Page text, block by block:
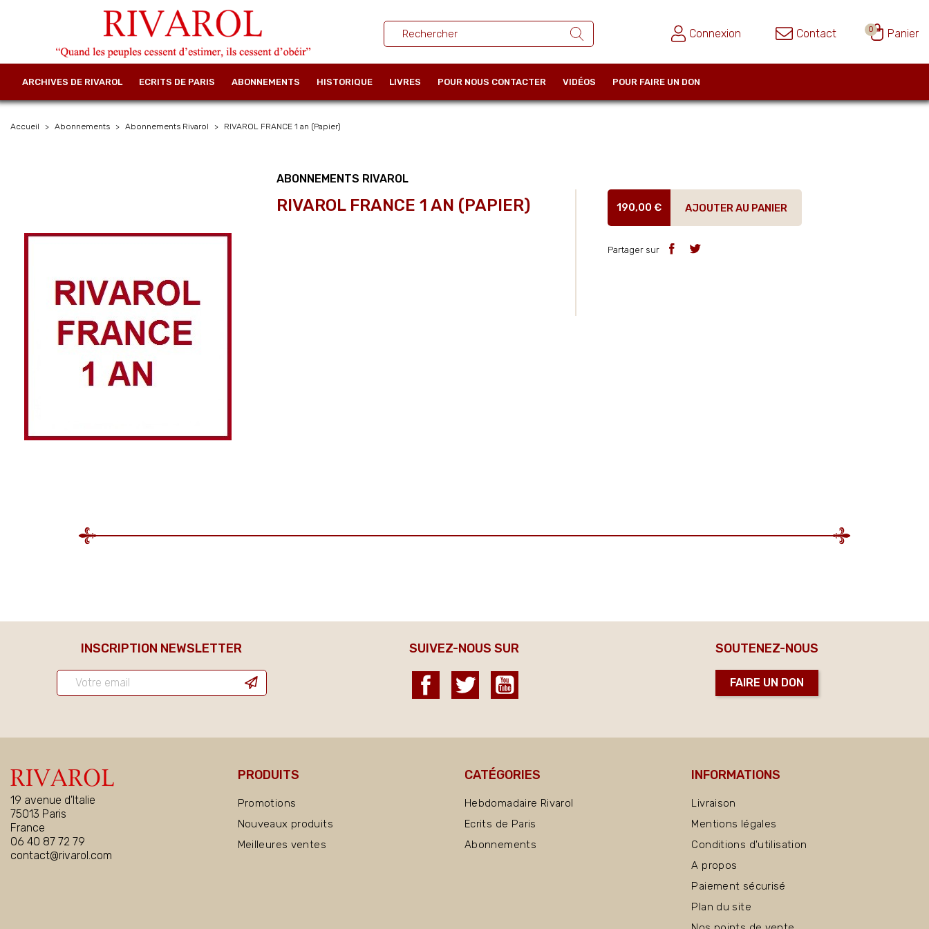
Connexion Contact 0 Panier
ARCHIVES DE RIVAROL ECRITS DE PARIS ABONNEMENTS HISTORIQUE LIVRES POUR NOUS CONTACTER VIDÉOS POUR FAIRE UN DON
Accueil Abonnements Abonnements Rivarol RIVAROL FRANCE 1 an (Papier)
ABONNEMENTS RIVAROL
RIVAROL FRANCE 1 AN (PAPIER) 190,00 € AJOUTER AU PANIER
Partager sur
INSCRIPTION NEWSLETTER SUIVEZ-NOUS SUR
Facebook Twitter
SOUTENEZ-NOUS
FAIRE UN DON
19 avenue d'Italie
75013 Paris
France
06 40 87 72 79
contact@rivarol.com
PRODUITS
Promotions
Nouveaux produits
Meilleures ventes
CATÉGORIES
Hebdomadaire Rivarol
Ecrits de Paris
Abonnements
INFORMATIONS
Livraison
Mentions légales
Conditions d'utilisation
A propos
Paiement sécurisé
Plan du site